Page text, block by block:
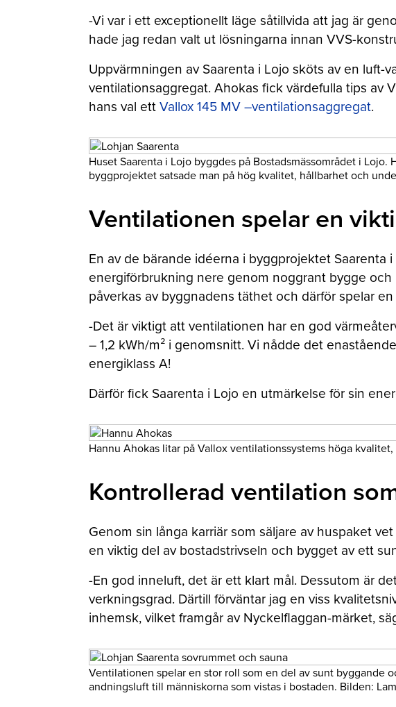
-Vi var i ett exceptionellt läge såtillvida att jag är
hade jag redan valt ut lösningarna innan VVS-
Uppvärmningen av Saarenta i Lojo sköts av en
ventilationsaggregat. Ahokas fick värdefulla tips av
hans val ettVallox 145 MV–ventilationsaggregat.
Huset Saarenta i Lojo byggdes på Bostadsmässområdet i
byggprojektet satsade man på hög kvalitet, hållbarhet och
Ventilationen spelar en
En av de bärande idéerna i byggprojektet
energiförbrukning nere genom noggrant bygge
påverkas av byggnadens täthet och därför spelar
-Det är viktigt att ventilationen har en god
– 1,2 kWh/m² i genomsnitt. Vi nådde det
energiklass A!
Därför fick Saarenta i Lojo en utmärkelse för sin
Hannu Ahokas litar på Vallox ventilationssystems höga
Kontrollerad ventilation
Genom sin långa karriär som säljare av huspaket
en viktig del av bostadstrivseln och bygget av ett
-En god inneluft, det är ett klart mål. Dessutom är
verkningsgrad. Därtill förväntar jag en viss
inhemsk, vilket framgår av Nyckelflaggan-märket,
Ventilationen spelar en stor roll som en del av sunt byggande
andningsluft till människorna som vistas i bostaden. Bilden: